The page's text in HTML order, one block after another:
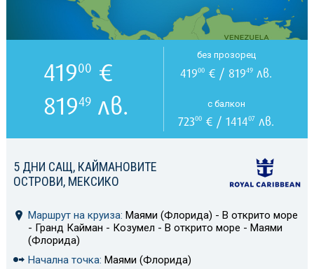
5 ДНИ САЩ, КАЙМАНОВИТЕ
ОСТРОВИ, МЕКСИКО
Маршрут на круиза: Маями (Флорида) - В открито море
- Гранд Кайман - Козумел - В открито море - Маями
(Флорида)
Начална точка: Маями (Флорида)
41900 €
81949лв.
без прозорец
41900 € / 81949 лв.
с балкон
72300 € / 141407 лв.